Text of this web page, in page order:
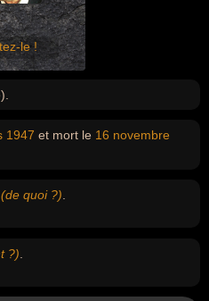
le !
1947 et mort le 16 novembre
(de quoi ?)
?)